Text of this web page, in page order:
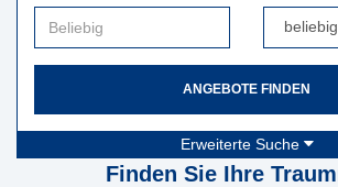
ANGEBOTE FINDEN
Erweiterte Suche
Finden Sie Ihre